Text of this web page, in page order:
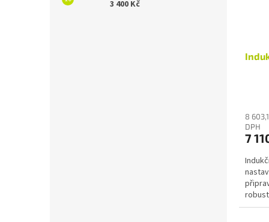
3 400 Kč
8
DPH
7